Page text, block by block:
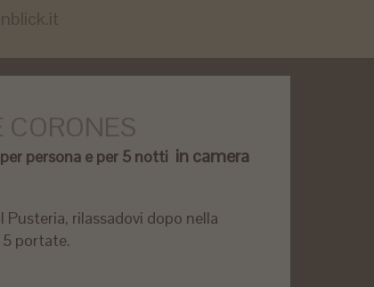
CORONES
persona e per 5 notti in camera
rilassadovi dopo nella
portate.